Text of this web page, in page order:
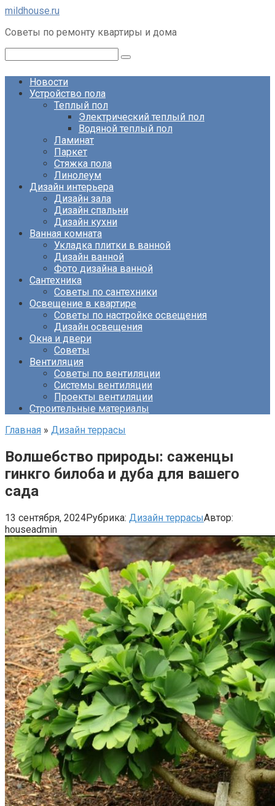
Перейти
контенту
mildhouse.ru
Советы по ремонту квартиры и дома
Новости
Устройство пола
Теплый пол
Электрический теплый пол
Водяной теплый пол
Ламинат
Паркет
Стяжка пола
Линолеум
Дизайн интерьера
Дизайн зала
Дизайн спальни
Дизайн кухни
Ванная комната
Укладка плитки в ванной
Дизайн ванной
Фото дизайна ванной
Сантехника
Советы по сантехники
Освещение в квартире
Советы по настройке освещения
Дизайн освещения
Окна и двери
Советы
Вентиляция
Советы по вентиляции
Системы вентиляции
Проекты вентиляции
Строительные материалы
Главная » Дизайн террасы
Волшебство природы: саженцы
гинкго билоба и дуба для вашего
сада
13 сентября, 2024Рубрика: Дизайн террасыАвтор:
houseadmin